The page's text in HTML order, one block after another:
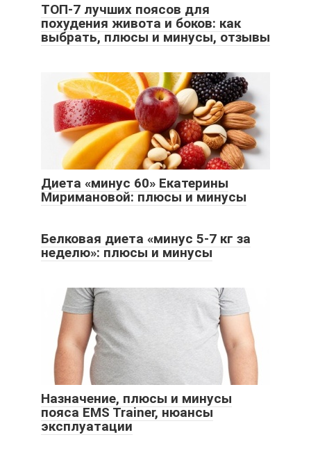
ТОП-7 лучших поясов для
похудения живота и боков: как
выбрать, плюсы и минусы, отзывы
Диета «минус 60» Екатерины
Миримановой: плюсы и минусы
Белковая диета «минус 5-7 кг за
неделю»: плюсы и минусы
Назначение, плюсы и минусы
пояса EMS Trainer, нюансы
эксплуатации